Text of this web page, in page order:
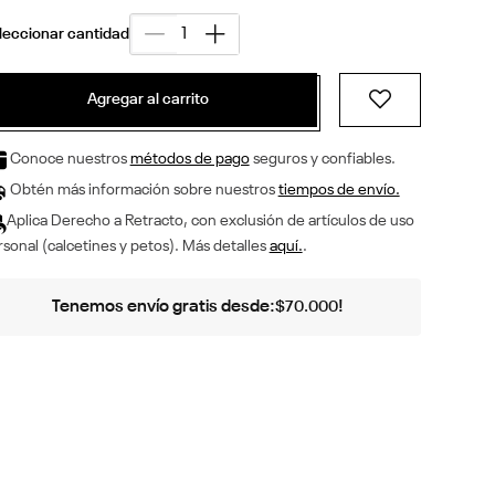
Agregar al carrito
Conoce nuestros métodos de pagoseguros y confiables.
Obtén más información sobre nuestros tiempos de envío.
Aplica Derecho a Retracto, con exclusión de artículos de uso
(calcetines y petos). Más detalles aquí..
Tenemos envío gratis desde:$70.000!